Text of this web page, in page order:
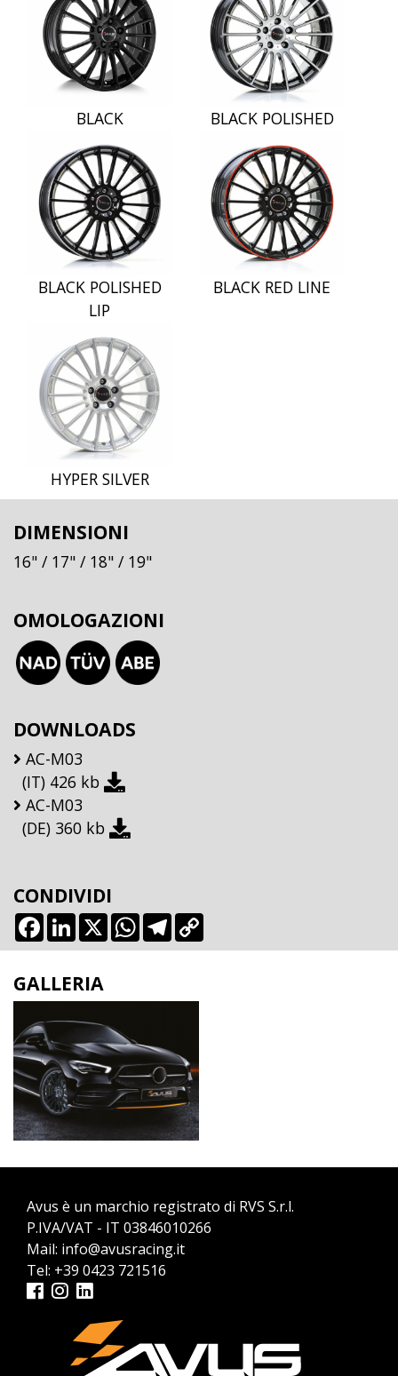
BLACK BLACK POLISHED
BLACK POLISHED
LIP
BLACK RED LINE
HYPER SILVER
DIMENSIONI
16" / 17" / 18" / 19"
OMOLOGAZIONI
DOWNLOADS
AC-M03
(IT) 426 kb
AC-M03
(DE) 360 kb
CONDIVIDI
Facebook
LinkedIn
X WhatsApp
Telegram
GALLERIA
Avus è un marchio registrato di RVS S.r.l.
P.IVA/VAT - IT 03846010266
Mail: info@avusracing.it
Tel: +39 0423 721516